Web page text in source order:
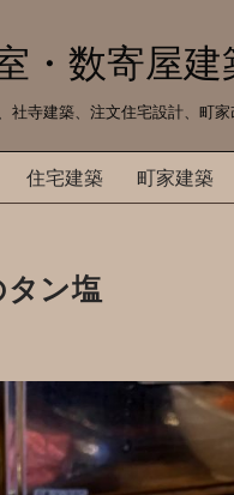
・数寄屋建
社寺建築、注文住宅設計、
住宅建築 町家建築
ン塩